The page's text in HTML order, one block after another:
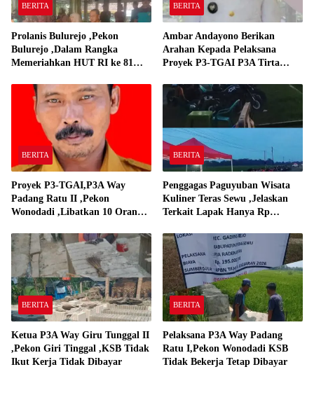
BERITA
Prolanis Bulurejo ,Pekon
Bulurejo ,Dalam Rangka
Memeriahkan HUT RI ke 81
BERITA
Ambar Andayono Berikan
Arahan Kepada Pelaksana
Proyek P3-TGAI P3A Tirta
BERITA
Proyek P3-TGAI,P3A Way
Padang Ratu II ,Pekon
Wonodadi ,Libatkan 10 Orang
Padang Ratu
BERITA
Penggagas Paguyuban Wisata
Kuliner Teras Sewu ,Jelaskan
Terkait Lapak Hanya Rp
BERITA
Ketua P3A Way Giru Tunggal II
,Pekon Giri Tinggal ,KSB Tidak
Ikut Kerja Tidak Dibayar
BERITA
Pelaksana P3A Way Padang
Ratu I,Pekon Wonodadi KSB
Tidak Bekerja Tetap Dibayar